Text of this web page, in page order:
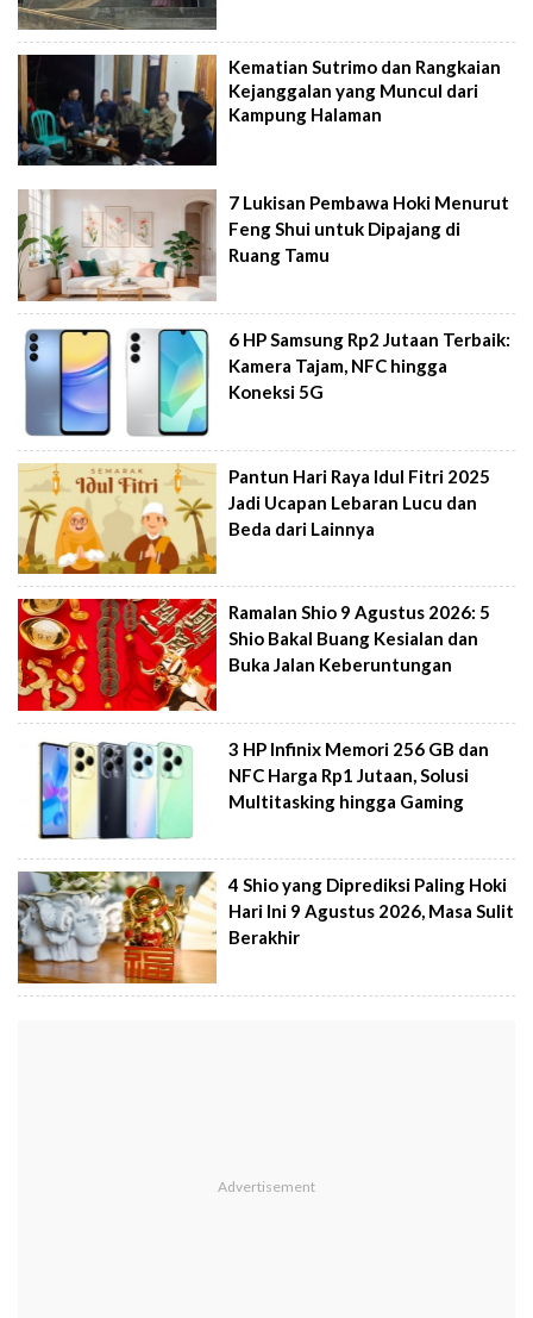
Kematian Sutrimo dan Rangkaian
Kejanggalan yang Muncul dari
Kampung Halaman
7 Lukisan Pembawa Hoki Menurut
Feng Shui untuk Dipajang di
Ruang Tamu
6 HP Samsung Rp2 Jutaan Terbaik:
Kamera Tajam, NFC hingga
Koneksi 5G
Pantun Hari Raya Idul Fitri 2025
Jadi Ucapan Lebaran Lucu dan
Beda dari Lainnya
Ramalan Shio 9 Agustus 2026: 5
Shio Bakal Buang Kesialan dan
Buka Jalan Keberuntungan
3 HP Infinix Memori 256 GB dan
NFC Harga Rp1 Jutaan, Solusi
Multitasking hingga Gaming
4 Shio yang Diprediksi Paling Hoki
Hari Ini 9 Agustus 2026, Masa Sulit
Berakhir